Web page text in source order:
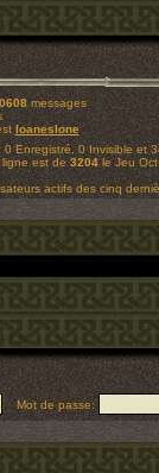
messages
loaneslone
0 Enregistré, 0 Invisible et
ligne est de3204le Jeu
actifs des cinq
Mot de passe: